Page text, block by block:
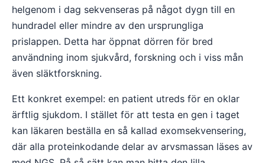
helgenom i dag sekvenseras på något dygn till en
hundradel eller mindre av den ursprungliga
prislappen. Detta har öppnat dörren för bred
användning inom sjukvård, forskning och i viss mån
även släktforskning.
Ett konkret exempel: en patient utreds för en oklar
ärftlig sjukdom. I stället för att testa en gen i taget
kan läkaren beställa en så kallad exomsekvensering,
där alla proteinkodande delar av arvsmassan läses av